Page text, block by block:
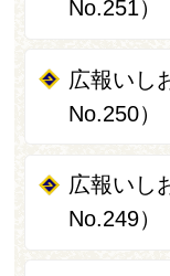
No.251）
広報いし
No.250）
広報いし
No.249）